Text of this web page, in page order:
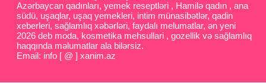
Azərbaycan qadınları, yemek reseptləri , Hamilə qadın , ana
südü, uşaqlar, uşaq yemekleri, intim münasibətlər, qadin
xeberleri, sağlamlıq xəbərləri, faydalı melumatlar, ən yeni
2026 deb moda, kosmetika mehsullari , gozellik və sağlamlıq
haqqında məlumatlar ala bilərsiz.
Email: info [ @ ] xanim.az